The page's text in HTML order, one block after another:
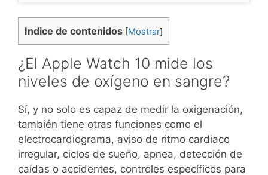
Indice de contenidos [Mostrar]
¿El Apple Watch 10 mide los
niveles de oxígeno en sangre?
Sí, y no solo es capaz de medir la oxigenación,
también tiene otras funciones como el
electrocardiograma, aviso de ritmo cardiaco
irregular, ciclos de sueño, apnea, detección de
caídas o accidentes, controles específicos para